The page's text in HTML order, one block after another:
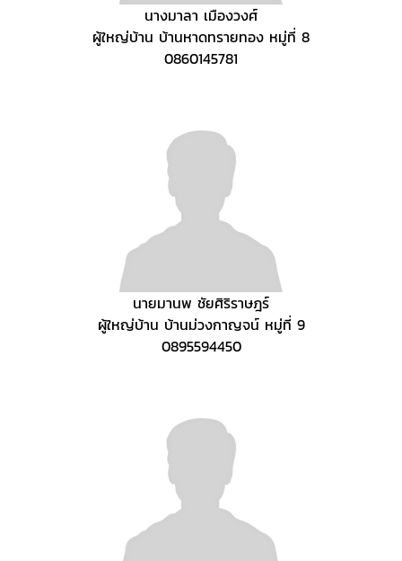
นางมาลา เมืองวงศ์
ผู้ใหญ่บ้าน บ้านหาดทรายทอง หมู่ที่ 8
0860145781
นายมานพ ชัยศิริราษฎร์
ผู้ใหญ่บ้าน บ้านม่วงกาญจน์ หมู่ที่ 9
0895594450